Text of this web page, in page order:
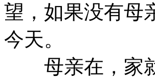
望，如果没有母
今天。
母亲在，家就